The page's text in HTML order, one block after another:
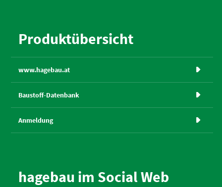
Produktübersicht
www.hagebau.at 
Baustoff-Datenbank 
Anmeldung 
hagebau im Social Web